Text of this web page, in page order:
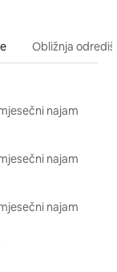
Obližnja
najam
najam
najam